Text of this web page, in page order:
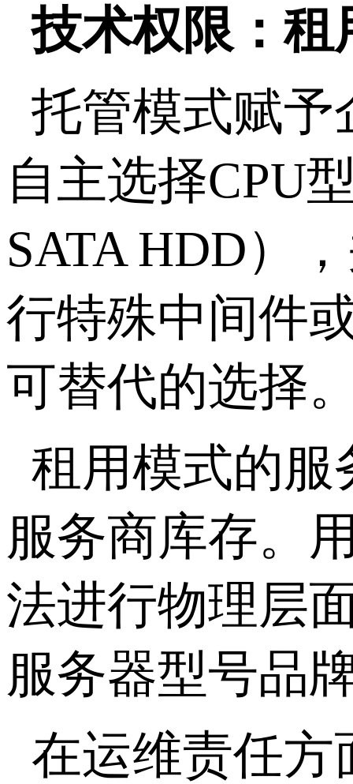
技术权限：租
托管模式赋予
自主选择CPU
SATA HDD）
行特殊中间件
可替代的选择
租用模式的服
服务商库存。
法进行物理层
服务器型号品
在运维责任方